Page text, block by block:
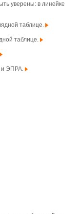
уверены: в линейке
таблице.
таблице.
и ЭПРА.